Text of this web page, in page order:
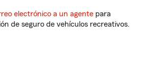
electrónico a un agente para
de seguro de vehículos recreativos.